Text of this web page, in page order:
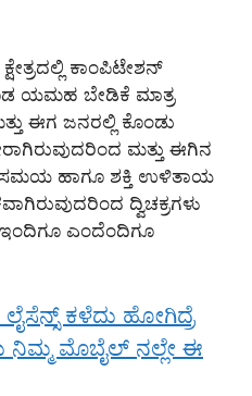
ಕಾಂಪಿಟೇಶನ್
ಯಮಹ ಬೇಡಿಕೆ ಮಾತ್ರ
ಈಗ ಜನರಲ್ಲಿ ಕೊಂಡು
ಮತ್ತು ಈಗಿನ
ಸಮಯ ಹಾಗೂ ಶಕ್ತಿ ಉಳಿತಾಯ
ದ್ವಿಚಕ್ರಗಳು
ಎಂದೆಂದಿಗೂ
ಲೈಸೆನ್ಸ್ ಕಳೆದು ಹೋಗಿದ್ರೆ
ನಿಮ್ಮ ಮೊಬೈಲ್ ನಲ್ಲೇ ಈ